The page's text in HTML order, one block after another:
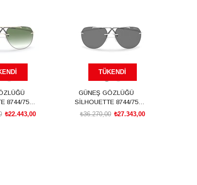
8744/75
15
₺22.443,00
TÜKENDI
GÜNEŞ GÖZLÜĞÜ
SİLHOUETTE 8744/75
7310 59/15₺27.343,00
₺36.270,00